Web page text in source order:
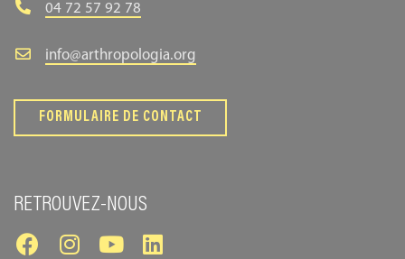
04 72 57 92 78
info@arthropologia.org
FORMULAIRE DE CONTACT
RETROUVEZ-NOUS